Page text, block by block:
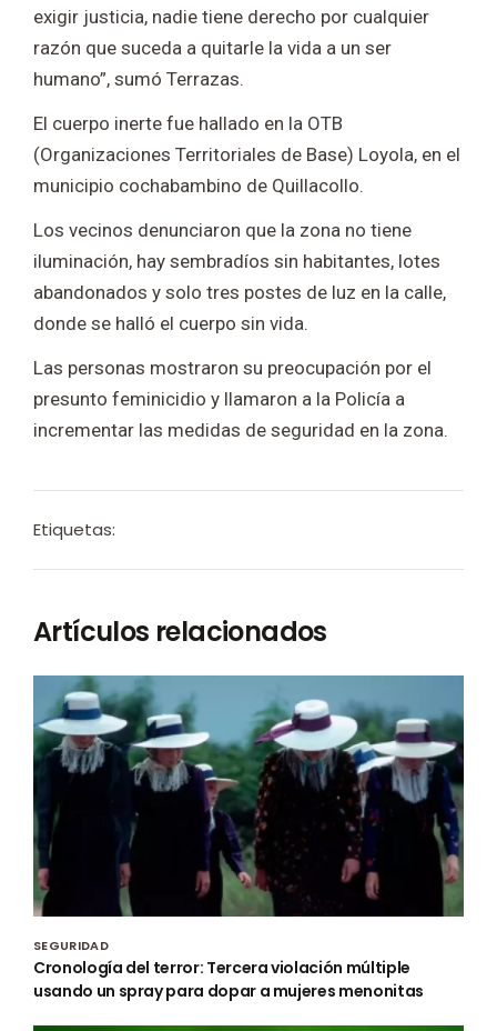
exigir justicia, nadie tiene derecho por cualquier
razón que suceda a quitarle la vida a un ser
humano”, sumó Terrazas.
El cuerpo inerte fue hallado en la OTB
(Organizaciones Territoriales de Base) Loyola, en el
municipio cochabambino de Quillacollo.
Los vecinos denunciaron que la zona no tiene
iluminación, hay sembradíos sin habitantes, lotes
abandonados y solo tres postes de luz en la calle,
donde se halló el cuerpo sin vida.
Las personas mostraron su preocupación por el
presunto feminicidio y llamaron a la Policía a
incrementar las medidas de seguridad en la zona.
Etiquetas:
Artículos relacionados
SEGURIDAD
Cronología del terror: Tercera violación múltiple
usando un spray para dopar a mujeres menonitas